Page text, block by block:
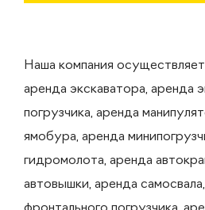
Наша компания
аренда экскаватора, аренда
погрузчика, аренда
ямобура, аренда
гидромолота, аренда
автовышки, аренда